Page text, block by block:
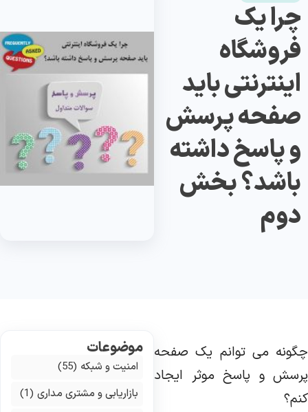
چرا یک
فروشگاه
اینترنتی باید
صفحه پرسش
و پاسخ داشته
باشد؟ بخش
دوم
می توانم یک صفحه
و پاسخ موثر ایجاد
موضوعات
امنیت و شبکه(55)
بازاریابی و مشتری مداری(1)